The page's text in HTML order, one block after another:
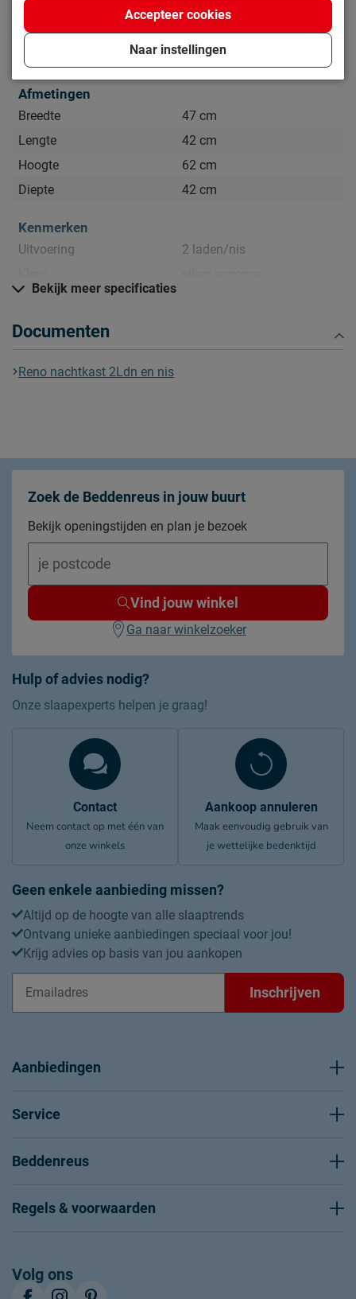
Productinformatie
Artikelnummer
646185
Beddenreus Comfort
Afmetingen
Breedte
47 cm
Lengte
42 cm
Hoogte
62 cm
Diepte
42 cm
Kenmerken
Uitvoering
2 laden/nis
Materiaal
Goed om te weten
voorwaarden
Bekijk meer specificaties
Documenten
Reno nachtkast 2Ldn en nis
Hulp of advies nodig?
Onze slaapexperts helpen je graag!
Contact
Neem contact op met één van
onze winkels
Aankoop annuleren
Maak eenvoudig gebruik van
je wettelijke bedenktijd
Geen enkele aanbieding missen?
Altijd op de hoogte van alle slaaptrends
Ontvang unieke aanbiedingen speciaal voor jou!
Krijg advies op basis van jou aankopen
Inschrijven
Zoek de Beddenreus in jouw buurt
Bekijk openingstijden en plan je bezoek
Vind jouw winkel
Ga naar winkelzoeker
Aanbiedingen
Service
Beddenreus
Regels & voorwaarden
Volg ons
Naar instellingen
Accepteer cookies